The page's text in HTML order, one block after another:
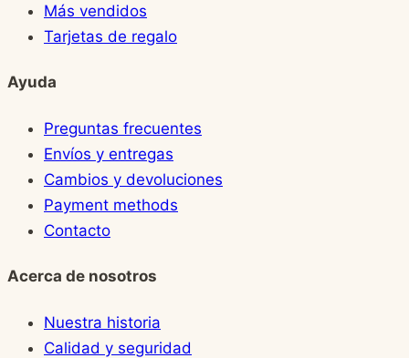
Más vendidos
Tarjetas de regalo
Ayuda
Preguntas frecuentes
Envíos y entregas
Cambios y devoluciones
Payment methods
Contacto
Acerca de nosotros
Nuestra historia
Calidad y seguridad